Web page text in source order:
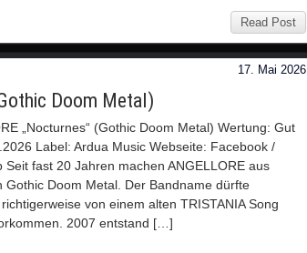
Read Post
17. Mai 2026
Doom Metal)
„Nocturnes“ (Gothic Doom Metal) Wertung: Gut
Label: Ardua Music Webseite: Facebook /
Seit fast 20 Jahren machen ANGELLORE aus
Gothic Doom Metal. Der Bandname dürfte
von einem alten TRISTANIA Song
2007 entstand […]